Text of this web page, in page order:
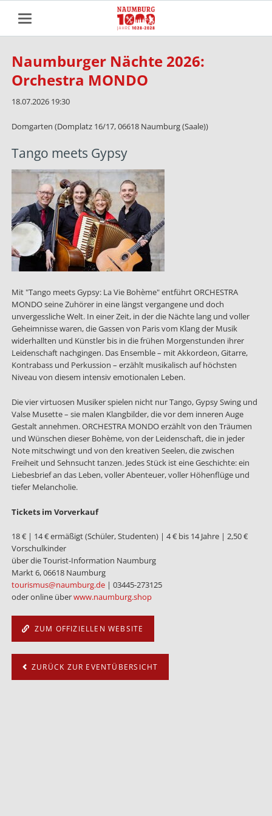
Naumburger Nächte 2026:
Orchestra MONDO
18.07.2026 19:30
Domgarten (Domplatz 16/17, 06618 Naumburg (Saale))
Tango meets Gypsy
Mit "Tango meets Gypsy: La Vie Bohème" entführt ORCHESTRA
MONDO seine Zuhörer in eine längst vergangene und doch
unvergessliche Welt. In einer Zeit, in der die Nächte lang und voller
Geheimnisse waren, die Gassen von Paris vom Klang der Musik
widerhallten und Künstler bis in die frühen Morgenstunden ihrer
Leidenschaft nachgingen. Das Ensemble – mit Akkordeon, Gitarre,
Kontrabass und Perkussion – erzählt musikalisch auf höchsten
Niveau von diesem intensiv emotionalen Leben.
Die vier virtuosen Musiker spielen nicht nur Tango, Gypsy Swing und
Valse Musette – sie malen Klangbilder, die vor dem inneren Auge
Gestalt annehmen. ORCHESTRA MONDO erzählt von den Träumen
und Wünschen dieser Bohème, von der Leidenschaft, die in jeder
Note mitschwingt und von den kreativen Seelen, die zwischen
Freiheit und Sehnsucht tanzen. Jedes Stück ist eine Geschichte: ein
Liebesbrief an das Leben, voller Abenteuer, voller Höhenflüge und
tiefer Melancholie.
Tickets im Vorverkauf
18 € | 14 € ermäßigt (Schüler, Studenten) | 4 € bis 14 Jahre | 2,50 €
Vorschulkinder
über die Tourist-Information Naumburg
Markt 6, 06618 Naumburg
tourismus@naumburg.de| 03445-273125
oder online überwww.naumburg.shop
ZUM OFFIZIELLEN WEBSITE
ZURÜCK ZUR EVENTÜBERSICHT